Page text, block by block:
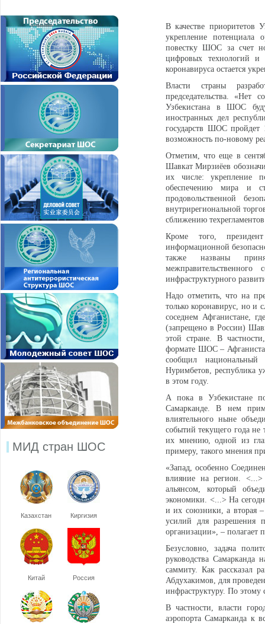
МИД стран ШОС
Казахстан Киргизия
Китай Россия
В качестве приоритетов
укрепление потенциала
повестку ШОС за счет
цифровых технологий и
коронавируса остается
Власти страны
председательства. «Нет
Узбекистана в ШОС
иностранных дел
государств ШОС пройдет
возможность по-новому
Отметим, что еще в
Шавкат Мирзиёев
их числе: укрепление
обеспечению мира и
продовольственной
внутрирегиональной
сближению
Кроме того,
информационной
также названы
инфраструктурного
Надо отметить, что на
только коронавирус, но и
соседнем Афганистане,
(запрещено в России)
этой стране. В
формате ШОС –
сообщил национальный
Нуримбетов, республика
в этом году.
А пока в Узбекистане
Самарканде. В нем
влиятельного ныне
событий текущего года
их мнению, одной из
примеру, такого мнения
«Запад, особенно
влияние на регион. <...>
альянсом, который
экономики. <...> На
и их союзники, а вторая
усилий для разрешения
организации», – полагает
Безусловно, задача
руководства Самарканда
саммиту. Как рассказал
Абдухакимов, для
инфраструктуру. По
В частности, власти
аэропорта Самарканда к